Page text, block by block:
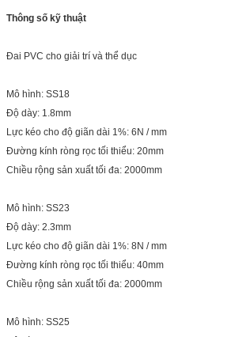
Thông số kỹ thuật
Đai PVC cho giải trí và thể dục
Mô hình: SS18
Độ dày: 1.8mm
Lực kéo cho độ giãn dài 1%: 6N / mm
Đường kính ròng rọc tối thiểu: 20mm
Chiều rộng sản xuất tối đa: 2000mm
Mô hình: SS23
Độ dày: 2.3mm
Lực kéo cho độ giãn dài 1%: 8N / mm
Đường kính ròng rọc tối thiểu: 40mm
Chiều rộng sản xuất tối đa: 2000mm
Mô hình: SS25